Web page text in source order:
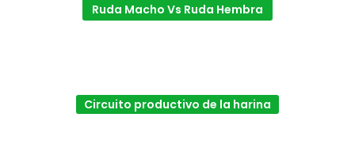
Ruda Macho Vs Ruda Hembra
Circuito productivo de la harina